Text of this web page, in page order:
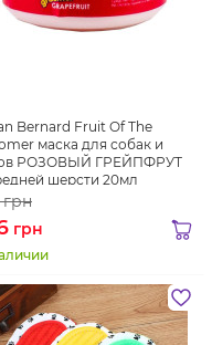
Bernard Fruit Of The
маска для собак и
РОЗОВЫЙ ГРЕЙПФРУТ
шерсти 20мл
грн
грн